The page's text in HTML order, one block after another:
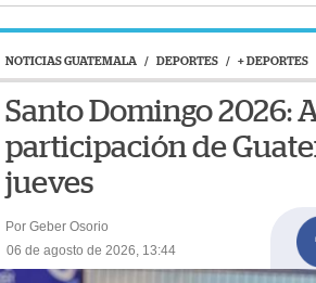
NOTICIAS GUATEMALA / DEPORTES / + DEPORTES
Santo Domingo 2026:
participación de
jueves
Por Geber Osorio
06 de agosto de 2026, 13:44